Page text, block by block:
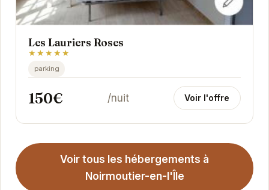
Les Lauriers Roses
★★★★★
parking
150€ /nuit Voir l'offre
Voir tous les hébergements à
Noirmoutier-en-l'Île